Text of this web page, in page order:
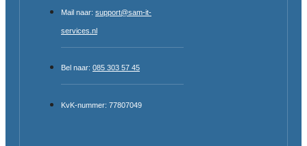
Mail naar: support@sam-it-
services.nl
Bel naar: 085 303 57 45
KvK-nummer: 77807049